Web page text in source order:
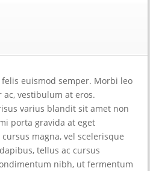
euismod semper. Morbi leo
vestibulum at eros.
varius blandit sit amet non
porta gravida at eget
magna, vel scelerisque
tellus ac cursus
nibh, ut fermentum